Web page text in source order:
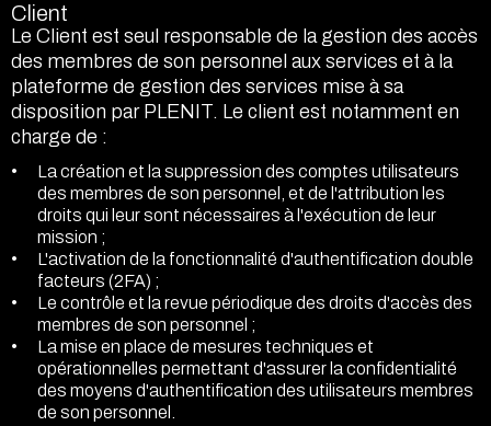
Client
Le Client est seul responsable de la gestion des accès
des membres de son personnel aux services et à la
plateforme de gestion des services mise à sa
disposition par PLENIT. Le client est notamment en
charge de :
La création et la suppression des comptes utilisateurs
des membres de son personnel, et de l'attribution les
droits qui leur sont nécessaires à l'exécution de leur
mission ;
L'activation de la fonctionnalité d'authentification double
facteurs (2FA) ;
Le contrôle et la revue périodique des droits d'accès des
membres de son personnel ;
La mise en place de mesures techniques et
opérationnelles permettant d'assurer la confidentialité
des moyens d'authentification des utilisateurs membres
de son personnel.